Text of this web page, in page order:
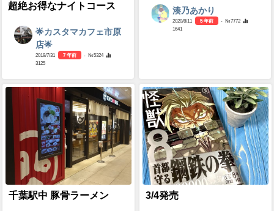
超絶お得なナイトコース
🌟カスタマカフェ市原
店🌟
2019/7/31 7 年前
- №5324
3125
湊乃あかり
2020/8/11 5 年前
- №7772
1641
千葉駅中 豚骨ラーメン 3/4発売